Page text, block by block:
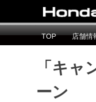
Honda Dream
宮城県仙台市
TOP 店舗情
「キ
ーン